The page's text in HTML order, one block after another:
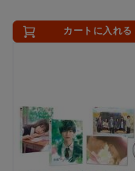
カートに入れる